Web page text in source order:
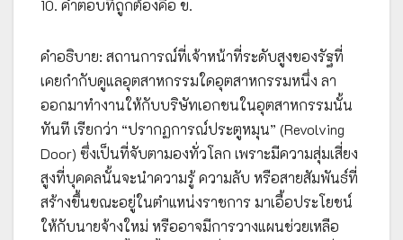
10. คำตอบที่ถูกต้องคือ ข.
คำอธิบาย: สถานการณ์ที่เจ้าหน้าที่ระดับสูงของรัฐที่
เคยกำกับดูแลอุตสาหกรรมใดอุตสาหกรรมหนึ่ง ลา
ออกมาทำงานให้กับบริษัทเอกชนในอุตสาหกรรมนั้น
ทันที เรียกว่า “ปรากฏการณ์ประตูหมุน” (Revolving
Door) ซึ่งเป็นที่จับตามองทั่วโลก เพราะมีความสุ่มเสี่ยง
สูงที่บุคคลนั้นจะนำความรู้ ความลับ หรือสายสัมพันธ์ที่
สร้างขึ้นขณะอยู่ในตำแหน่งราชการ มาเอื้อประโยชน์
ให้กับนายจ้างใหม่ หรืออาจมีการวางแผนช่วยเหลือ